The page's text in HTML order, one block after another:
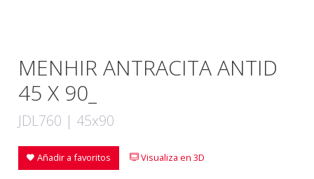
MENHIR ANTRACITA ANTID
45 X 90_
JDL760 | 45x90
Añadir a favoritos Visualiza en 3D